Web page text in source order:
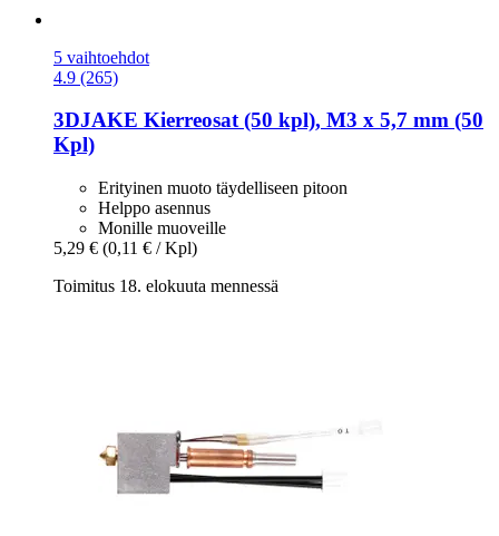
5 vaihtoehdot
4.9 (265)
3DJAKE Kierreosat (50 kpl), M3 x 5,7 mm (50
Kpl)
Erityinen muoto täydelliseen pitoon
Helppo asennus
Monille muoveille
5,29 € (0,11 € / Kpl)
Toimitus 18. elokuuta mennessä